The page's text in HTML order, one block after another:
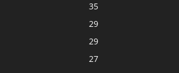
35
29
29
27